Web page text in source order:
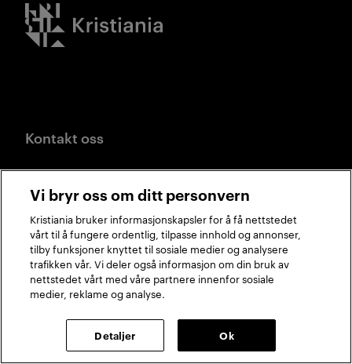
Kristiania logo
Kontakt oss
studier@kristiania.no
Kirkegata 24-26, 0153 Oslo
Alle adresser
Nyttige lenker
Vi bryr oss om ditt personvern
Kristiania bruker informasjonskapsler for å få nettstedet
vårt til å fungere ordentlig, tilpasse innhold og annonser,
tilby funksjoner knyttet til sosiale medier og analysere
trafikken vår. Vi deler også informasjon om din bruk av
nettstedet vårt med våre partnere innenfor sosiale
medier, reklame og analyse.
Detaljer Ok